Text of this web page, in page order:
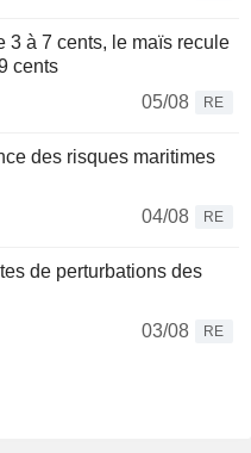
3 à 7 cents, le maïs recule
cents
05/08
RE
des risques maritimes
04/08
RE
de perturbations des
03/08
RE